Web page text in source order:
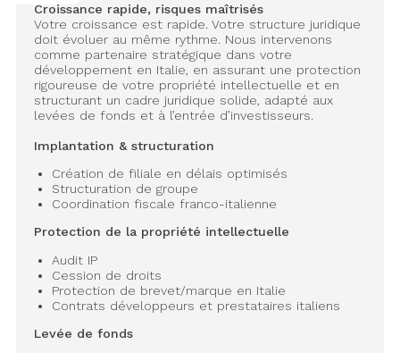
Croissance rapide, risques maîtrisés
Votre croissance est rapide. Votre structure juridique
doit évoluer au même rythme. Nous intervenons
comme partenaire stratégique dans votre
développement en Italie, en assurant une protection
rigoureuse de votre propriété intellectuelle et en
structurant un cadre juridique solide, adapté aux
levées de fonds et à l’entrée d’investisseurs.
Implantation & structuration
Création de filiale en délais optimisés
Structuration de groupe
Coordination fiscale franco-italienne
Protection de la propriété intellectuelle
Audit IP
Cession de droits
Protection de brevet/marque en Italie
Contrats développeurs et prestataires italiens
Levée de fonds